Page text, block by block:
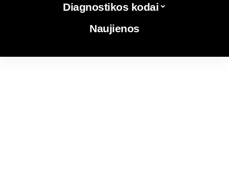
Diagnostikos kodai
Naujienos